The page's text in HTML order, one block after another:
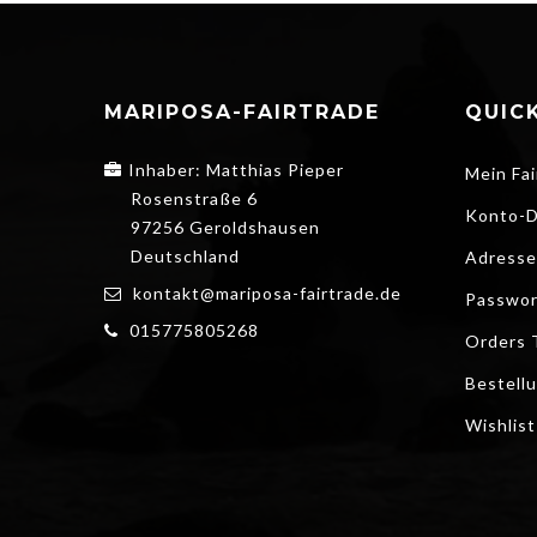
MARIPOSA-FAIRTRADE
Inhaber: Matthias Pieper
Rosenstraße 6
97256 Geroldshausen
Deutschland
kontakt@mariposa-fairtrade.de
015775805268
Mein
Konto-
Adresse
Orders
Wishlist